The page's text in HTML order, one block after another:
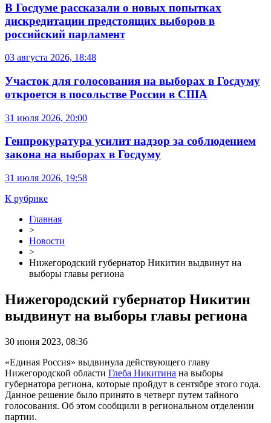
В Госдуме рассказали о новых попытках
дискредитации предстоящих выборов в
российский парламент
03 августа 2026, 18:48
Участок для голосования на выборах в Госдуму
откроется в посольстве России в США
31 июля 2026, 20:00
Генпрокуратура усилит надзор за соблюдением
закона на выборах в Госдуму
31 июля 2026, 19:58
К рубрике
Главная
>
Новости
>
Нижегородский губернатор Никитин выдвинут на
выборы главы региона
Нижегородский губернатор Никитин
выдвинут на выборы главы региона
30 июня 2023, 08:36
«Единая Россия» выдвинула действующего главу
Нижегородской области Глеба Никитина на выборы
губернатора региона, которые пройдут в сентябре этого года.
Данное решение было принято в четверг путем тайного
голосования. Об этом сообщили в региональном отделении
партии.